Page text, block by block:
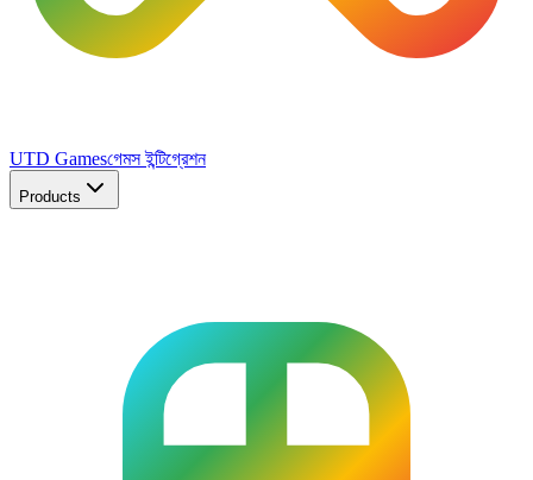
UTD Gamesগেমস ইন্টিগ্রেশন
Products